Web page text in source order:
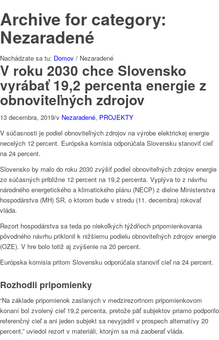
Archive for category:
Nezaradené
Nachádzate sa tu: Domov / Nezaradené
V roku 2030 chce Slovensko
vyrábať 19,2 percenta energie z
obnoviteľných zdrojov
13 decembra, 2019/v Nezaradené, PROJEKTY
V súčasnosti je podiel obnoviteľných zdrojov na výrobe elektrickej energie
necelých 12 percent. Európska komisia odporúčala Slovensku stanoviť cieľ
na 24 percent.
Slovensko by malo do roku 2030 zvýšiť podiel obnoviteľných zdrojov energie
zo súčasných približne 12 percent na 19,2 percenta. Vyplýva to z návrhu
národného energetického a klimatického plánu (NECP) z dielne Ministerstva
hospodárstva (MH) SR, o ktorom bude v stredu (11. decembra) rokovať
vláda.
Rezort hospodárstva sa teda po niekoľkých týždňoch pripomienkovania
pôvodného návrhu priklonil k nižšiemu podielu obnoviteľných zdrojov energie
(OZE). V hre bolo totiž aj zvýšenie na 20 percent.
Európska komisia pritom Slovensku odporúčala stanoviť cieľ na 24 percent.
Rozhodli pripomienky
“Na základe pripomienok zaslaných v medzirezortnom pripomienkovom
konaní bol zvolený cieľ 19,2 percenta, pretože päť subjektov priamo podporilo
referenčný cieľ a ani jeden subjekt sa nevyjadril v prospech alternatívy 20
percent,” uviedol rezort v materiáli, ktorým sa má zaoberať vláda.